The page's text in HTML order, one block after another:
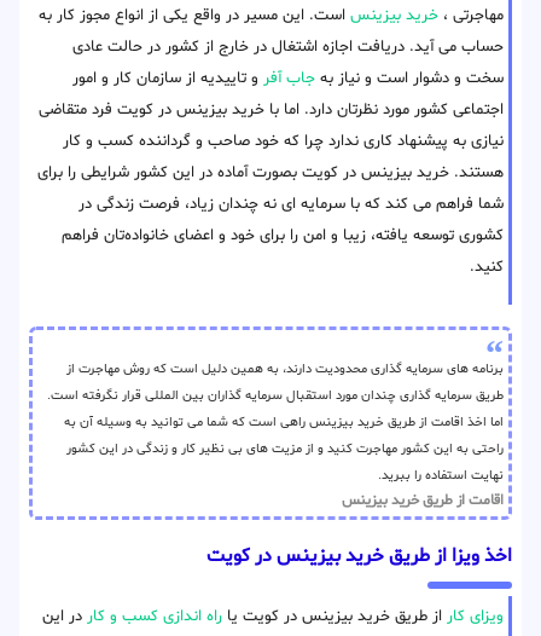
مهاجرتی ، خرید بیزینس است. این مسیر در واقع یکی از انواع مجوز کار به
حساب می آید. دریافت اجازه اشتغال در خارج از کشور در حالت عادی
سخت و دشوار است و نیاز به جاب آفر و تاییدیه از سازمان کار و امور
اجتماعی کشور مورد نظرتان دارد. اما با خرید بیزینس در کویت فرد متقاضی
نیازی به پیشنهاد کاری ندارد چرا که خود صاحب و گرداننده کسب و کار
هستند. خرید بیزینس در کویت بصورت آماده در این کشور شرایطی را برای
شما فراهم می کند که با سرمایه ای نه چندان زیاد، فرصت زندگی در
کشوری توسعه یافته، زیبا و امن را برای خود و اعضای خانواده‌تان فراهم
کنید.
برنامه های سرمایه گذاری محدودیت دارند، به همین دلیل است که روش مهاجرت از
طریق سرمایه گذاری چندان مورد استقبال سرمایه گذاران بین المللی قرار نگرفته است.
اما اخذ اقامت از طریق خرید بیزینس راهی است که شما می توانید به وسیله آن به
راحتی به این کشور مهاجرت کنید و از مزیت های بی نظیر کار و زندگی در این کشور
نهایت استفاده را ببرید.
اقامت از طریق خرید بیزینس
اخذ ویزا از طریق خرید بیزینس در کویت
ویزای کار از طریق خرید بیزینس در کویت یا راه اندازی کسب و کار در این